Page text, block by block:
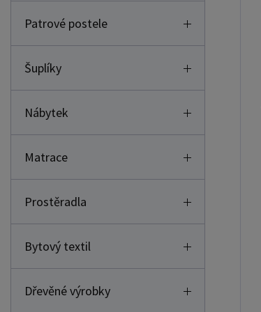
Patrové postele
Šuplíky
Nábytek
Matrace
Prostěradla
Bytový textil
Dřevěné výrobky